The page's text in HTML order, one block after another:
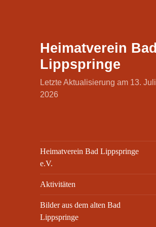
Heimatverein Bad
Lippspringe
Letzte Aktualisierung am 13. Juli
2026
Heimatverein Bad Lippspringe
e.V.
Aktivitäten
Bilder aus dem alten Bad
Lippspringe